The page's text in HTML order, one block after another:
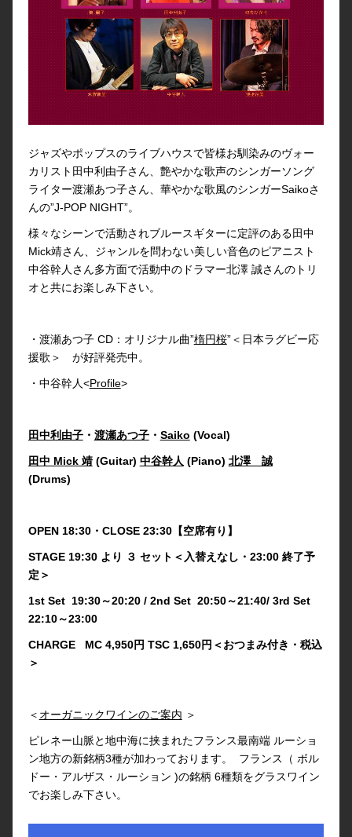
ジャズやポップスのライブハウスで皆様お馴染みのヴォー
カリスト田中利由子さん、艶やかな歌声のシンガーソング
ライター渡瀬あつ子さん、華やかな歌風のシンガーSaikoさ
んの”J-POP NIGHT”。
様々なシーンで活動されブルースギターに定評のある田中
Mick靖さん、ジャンルを問わない美しい音色のピアニスト
中谷幹人さん多方面で活動中のドラマー北澤 誠さんのトリ
オと共にお楽しみ下さい。
・渡瀬あつ子 CD：オリジナル曲”楕円桜”＜日本ラグビー応
援歌＞ が好評発売中。
・中谷幹人<Profile>
田中利由子・ 渡瀬あつ子・ Saiko (Vocal)
田中 Mick 靖(Guitar) 中谷幹人 (Piano) 北澤 誠
(Drums)
OPEN 18:30・CLOSE 23:30【空席有り】
STAGE 19:30 より ３ セット＜入替えなし・23:00 終了予
定＞
1st Set 19:30～20:20 / 2nd Set 20:50～21:40/ 3rd Set
22:10～23:00
CHARGE MC 4,950円 TSC 1,650円＜おつまみ付き・税込
＞
＜ オーガニックワインのご案内 ＞
ピレネー山脈と地中海に挟まれたフランス最南端 ルーショ
ン地方の新銘柄3種が加わっております。 フランス（ ボル
ドー・アルザス・ルーション )の銘柄 6種類をグラスワイン
でお楽しみ下さい。